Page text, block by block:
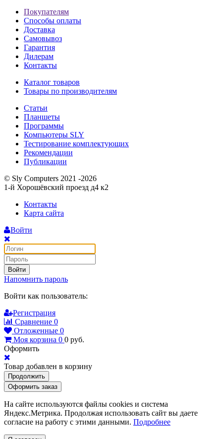
Покупателям
Способы оплаты
Доставка
Самовывоз
Гарантия
Дилерам
Контакты
Каталог товаров
Товары по производителям
Статьи
Планшеты
Программы
Компьютеры SLY
Тестирование комплектующих
Рекомендации
Публикации
© Sly Computers 2021 -2026
1-й Хорошёвский проезд д4 к2
Контакты
Карта сайта
Войти
Войти
Напомнить пароль
Войти как пользователь:
Регистрация
Сравнение 0
Отложенные 0
Моя корзина 0 0 руб.
Оформить
Товар добавлен в корзину
Продолжить
Оформить заказ
На сайте используются файлы cookies и система
Яндекс.Метрика. Продолжая использовать сайт вы даете
согласие на работу с этими данными. Подробнее